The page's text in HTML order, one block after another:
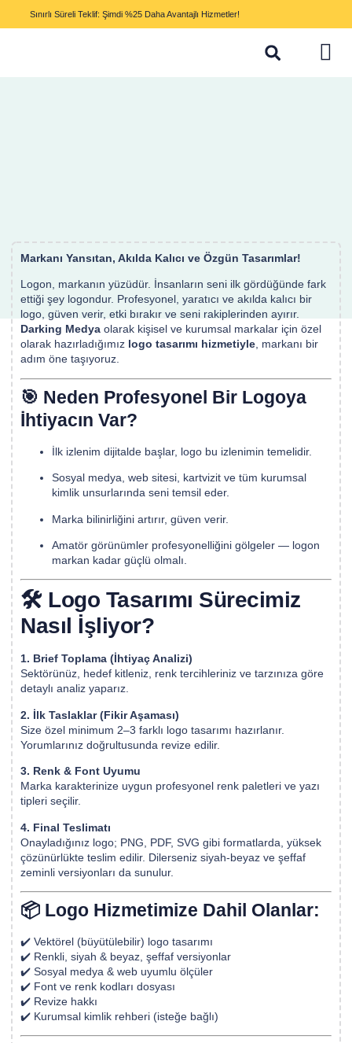
Sınırlı Süreli Teklif: Şimdi %25 Daha Avantajlı Hizmetler!
Markanı Yansıtan, Akılda Kalıcı ve Özgün Tasarımlar!
Logon, markanın yüzüdür. İnsanların seni ilk gördüğünde fark
ettiği şey logondur. Profesyonel, yaratıcı ve akılda kalıcı bir
logo, güven verir, etki bırakır ve seni rakiplerinden ayırır.
Darking Medya olarak kişisel ve kurumsal markalar için özel
olarak hazırladığımız logo tasarımı hizmetiyle, markanı bir
adım öne taşıyoruz.
🎯 Neden Profesyonel Bir Logoya
İhtiyacın Var?
İlk izlenim dijitalde başlar, logo bu izlenimin temelidir.
Sosyal medya, web sitesi, kartvizit ve tüm kurumsal
kimlik unsurlarında seni temsil eder.
Marka bilinirliğini artırır, güven verir.
Amatör görünümler profesyonelliğini gölgeler — logon
markan kadar güçlü olmalı.
🛠️ Logo Tasarımı Sürecimiz
Nasıl İşliyor?
1. Brief Toplama (İhtiyaç Analizi)
Sektörünüz, hedef kitleniz, renk tercihleriniz ve tarzınıza göre
detaylı analiz yaparız.
2. İlk Taslaklar (Fikir Aşaması)
Size özel minimum 2–3 farklı logo tasarımı hazırlanır.
Yorumlarınız doğrultusunda revize edilir.
3. Renk & Font Uyumu
Marka karakterinize uygun profesyonel renk paletleri ve yazı
tipleri seçilir.
4. Final Teslimatı
Onayladığınız logo; PNG, PDF, SVG gibi formatlarda, yüksek
çözünürlükte teslim edilir. Dilerseniz siyah-beyaz ve şeffaf
zeminli versiyonları da sunulur.
📦 Logo Hizmetimize Dahil Olanlar:
✔️ Vektörel (büyütülebilir) logo tasarımı
✔️ Renkli, siyah & beyaz, şeffaf versiyonlar
✔️ Sosyal medya & web uyumlu ölçüler
✔️ Font ve renk kodları dosyası
✔️ Revize hakkı
✔️ Kurumsal kimlik rehberi (isteğe bağlı)